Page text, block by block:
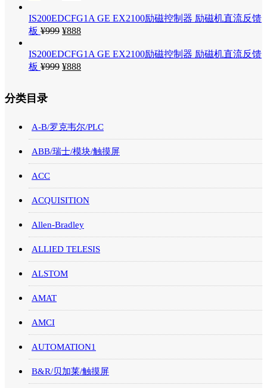
IS200EDCFG1A GE EX2100励磁控制器 励磁机直流反馈
板 ¥999 ¥888
IS200EDCFG1A GE EX2100励磁控制器 励磁机直流反馈
板 ¥999 ¥888
分类目录
A-B/罗克韦尔/PLC
ABB/瑞士/模块/触摸屏
ACC
ACQUISITION
Allen-Bradley
ALLIED TELESIS
ALSTOM
AMAT
AMCI
AUTOMATION1
B&R/贝加莱/触摸屏